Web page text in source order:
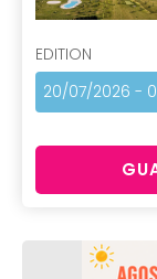
EDITION
20/07/2026 -